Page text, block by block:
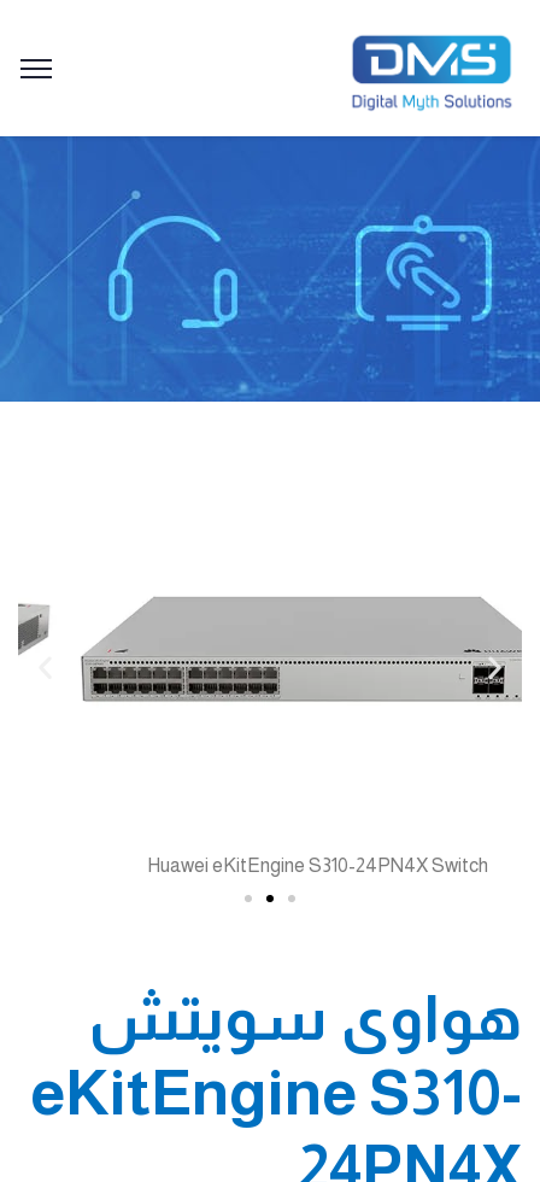
Huawei eKitEngine S310-24PN4X Switch
هواوى سويتش
eKitEngine S310-
24PN4X